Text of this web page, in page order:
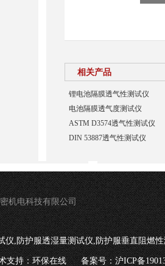
相关产品
锂电池隔膜透气性测试仪
电池隔膜透气度测试仪
ASTM D3574透气性测试仪
DIN 53887透气性测试仪
机电科技有限公司
仪,防护服透湿量测试仪,防护服垂直阻燃
支持：环保在线 备案号：沪ICP备